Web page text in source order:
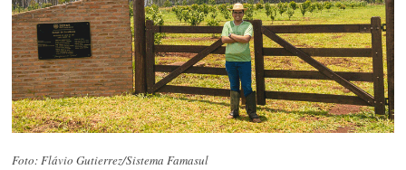
Foto: Flávio Gutierrez/Sistema Famasul